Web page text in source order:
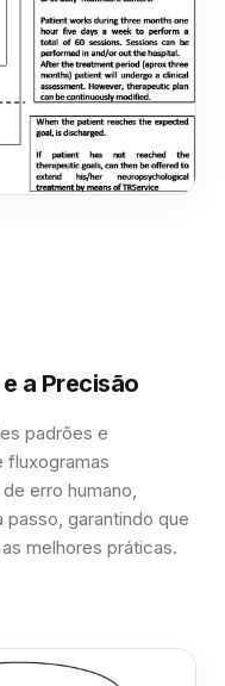
a Precisão
padrões e
fluxogramas
erro humano,
garantindo que
melhores práticas.